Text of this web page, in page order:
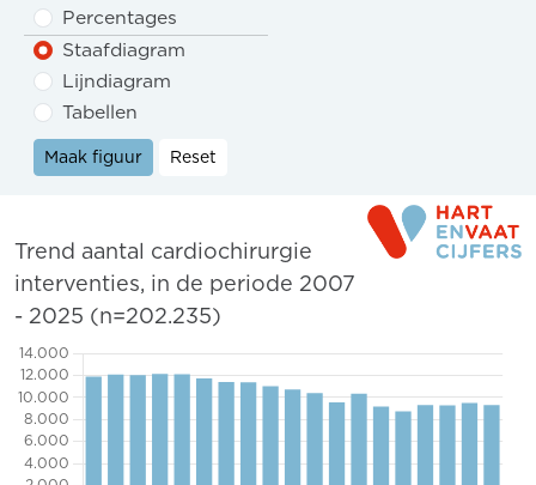
Percentages
Staafdiagram
Lijndiagram
Tabellen
Maak figuur Reset
Trend aantal cardiochirurgie
interventies, in de periode 2007
- 2025 (n=202.235)